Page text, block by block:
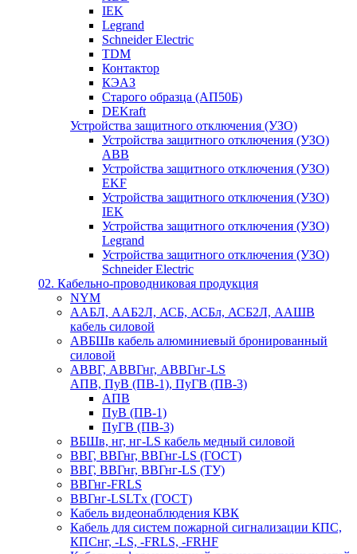
IEK
Legrand
Schneider Electric
TDM
Контактор
КЭАЗ
Старого образца (АП50Б)
DEKraft
Устройства защитного отключения (УЗО)
Устройства защитного отключения (УЗО)
ABB
Устройства защитного отключения (УЗО)
EKF
Устройства защитного отключения (УЗО)
IEK
Устройства защитного отключения (УЗО)
Legrand
Устройства защитного отключения (УЗО)
Schneider Electric
02. Кабельно-проводниковая продукция
NYM
ААБЛ, ААБ2Л, АСБ, АСБл, АСБ2Л, ААШВ
кабель силовой
АВБШв кабель алюминиевый бронированный
силовой
АВВГ, АВВГнг, АВВГнг-LS
АПВ, ПуВ (ПВ-1), ПуГВ (ПВ-3)
АПВ
ПуВ (ПВ-1)
ПуГВ (ПВ-3)
ВБШв, нг, нг-LS кабель медный силовой
ВВГ, ВВГнг, ВВГнг-LS (ГОСТ)
ВВГ, ВВГнг, ВВГнг-LS (ТУ)
ВВГнг-FRLS
ВВГнг-LSLTx (ГОСТ)
Кабель видеонаблюдения КВК
Кабель для систем пожарной сигнализации КПС,
КПСнг, -LS, -FRLS, -FRHF